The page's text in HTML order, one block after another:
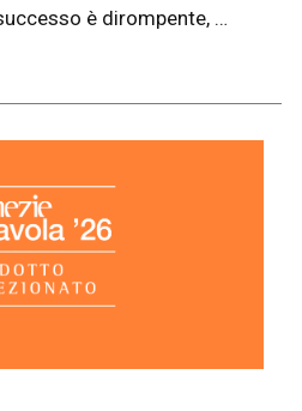
è dirompente, …